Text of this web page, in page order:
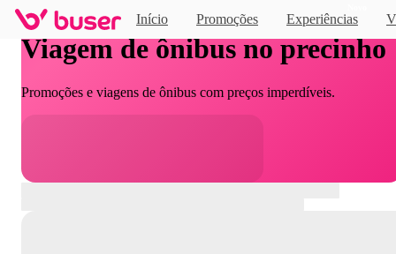
Início Promoções Experiências
Viagem de ônibus no precinho
Promoções e viagens de ônibus com preços imperdíveis.